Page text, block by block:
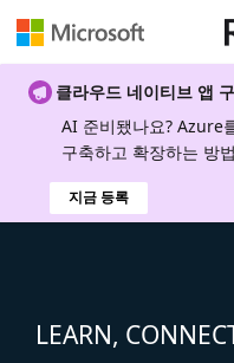
클라우드 네이티브 앱
AI 준비됐나요? Azure
구축하고 확장하는 방
지금 등록
LEARN,